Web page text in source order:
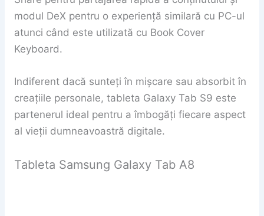
modul DeX pentru o experiență similară cu PC-ul
atunci când este utilizată cu Book Cover
Keyboard.
Indiferent dacă sunteți în mișcare sau absorbit în
creațiile personale, tableta Galaxy Tab S9 este
partenerul ideal pentru a îmbogăți fiecare aspect
al vieții dumneavoastră digitale.
Tableta Samsung Galaxy Tab A8